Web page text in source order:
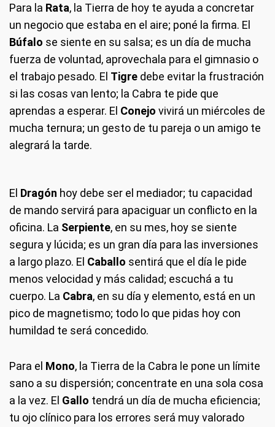
Para la Rata, la Tierra de hoy te ayuda a concretar
un negocio que estaba en el aire; poné la firma. El
Búfalo se siente en su salsa; es un día de mucha
fuerza de voluntad, aprovechala para el gimnasio o
el trabajo pesado. El Tigre debe evitar la frustración
si las cosas van lento; la Cabra te pide que
aprendas a esperar. El Conejo vivirá un miércoles de
mucha ternura; un gesto de tu pareja o un amigo te
alegrará la tarde.
El Dragón hoy debe ser el mediador; tu capacidad
de mando servirá para apaciguar un conflicto en la
oficina. La Serpiente, en su mes, hoy se siente
segura y lúcida; es un gran día para las inversiones
a largo plazo. El Caballo sentirá que el día le pide
menos velocidad y más calidad; escuchá a tu
cuerpo. La Cabra, en su día y elemento, está en un
pico de magnetismo; todo lo que pidas hoy con
humildad te será concedido.
Para el Mono, la Tierra de la Cabra le pone un límite
sano a su dispersión; concentrate en una sola cosa
a la vez. El Gallo tendrá un día de mucha eficiencia;
tu ojo clínico para los errores será muy valorado